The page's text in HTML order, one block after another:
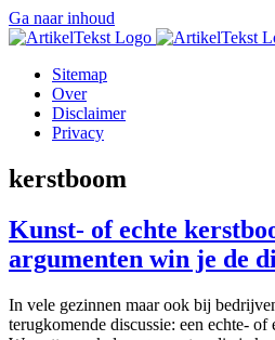
Ga naar inhoud
Sitemap
Over
Disclaimer
Privacy
kerstboom
Kunst- of echte
argumenten win je de
In vele gezinnen maar ook bij
terugkomende discussie: een echte-